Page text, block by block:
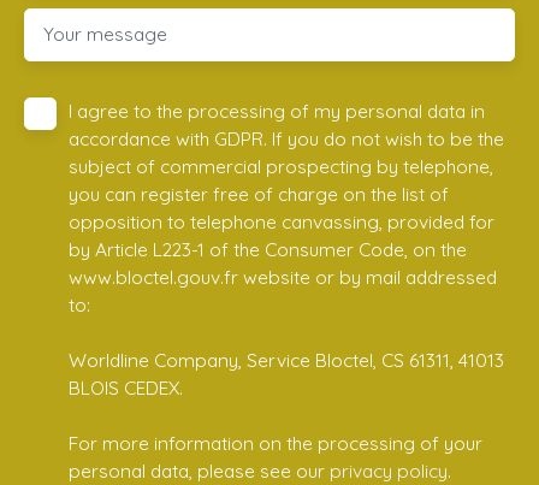
Your message
I agree to the processing of my personal data in
accordance with GDPR. If you do not wish to be the
subject of commercial prospecting by telephone,
you can register free of charge on the list of
opposition to telephone canvassing, provided for
by Article L223-1 of the Consumer Code, on the
www.bloctel.gouv.fr website or by mail addressed
to:
Worldline Company, Service Bloctel, CS 61311, 41013
BLOIS CEDEX.
For more information on the processing of your
personal data, please see our privacy policy.